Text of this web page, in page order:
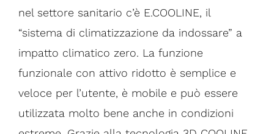
nel settore sanitario c’è E.COOLINE, il
“sistema di climatizzazione da indossare” a
impatto climatico zero. La funzione
funzionale con attivo ridotto è semplice e
veloce per l’utente, è mobile e può essere
utilizzata molto bene anche in condizioni